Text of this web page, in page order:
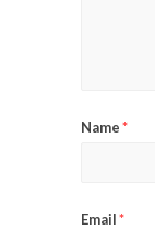
Name*
Email*